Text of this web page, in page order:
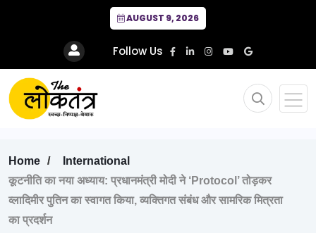
AUGUST 9, 2026
Follow Us
Home
International
कूटनीति का नया अध्याय: प्रधानमंत्री मोदी ने ‘Protocol’ तोड़कर
व्लादिमीर पुतिन का स्वागत किया, व्यक्तिगत संबंध और सामरिक मित्रता
का प्रदर्शन